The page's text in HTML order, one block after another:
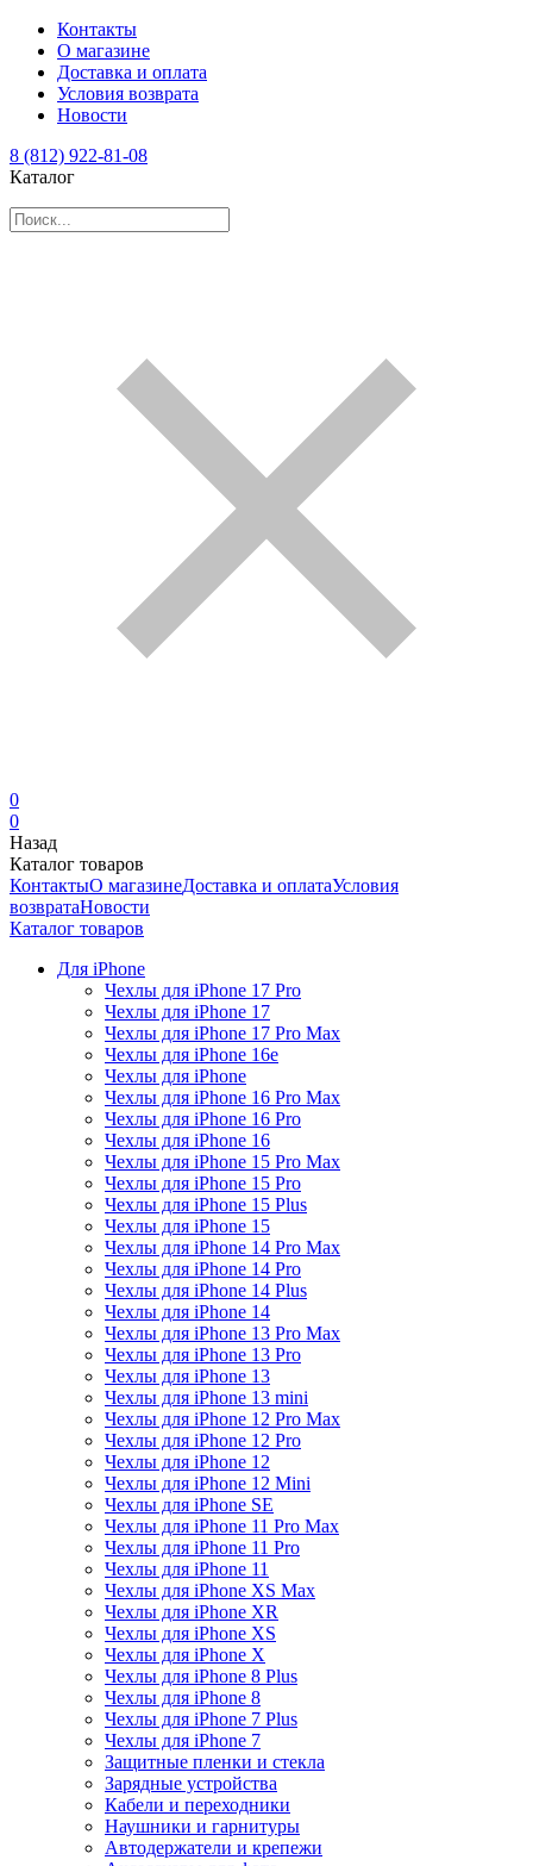
Контакты
О магазине
Доставка и оплата
Условия возврата
Новости
8 (812) 922-81-08
Каталог
0
0
Назад
Каталог товаров
КонтактыО магазинеДоставка и оплатаУсловия
возвратаНовости
Каталог товаров
Для iPhone
Чехлы для iPhone 17 Pro
Чехлы для iPhone 17
Чехлы для iPhone 17 Pro Max
Чехлы для iPhone 16e
Чехлы для iPhone
Чехлы для iPhone 16 Pro Max
Чехлы для iPhone 16 Pro
Чехлы для iPhone 16
Чехлы для iPhone 15 Pro Max
Чехлы для iPhone 15 Pro
Чехлы для iPhone 15 Plus
Чехлы для iPhone 15
Чехлы для iPhone 14 Pro Max
Чехлы для iPhone 14 Pro
Чехлы для iPhone 14 Plus
Чехлы для iPhone 14
Чехлы для iPhone 13 Pro Max
Чехлы для iPhone 13 Pro
Чехлы для iPhone 13
Чехлы для iPhone 13 mini
Чехлы для iPhone 12 Pro Max
Чехлы для iPhone 12 Pro
Чехлы для iPhone 12
Чехлы для iPhone 12 Mini
Чехлы для iPhone SE
Чехлы для iPhone 11 Pro Max
Чехлы для iPhone 11 Pro
Чехлы для iPhone 11
Чехлы для iPhone XS Max
Чехлы для iPhone XR
Чехлы для iPhone XS
Чехлы для iPhone X
Чехлы для iPhone 8 Plus
Чехлы для iPhone 8
Чехлы для iPhone 7 Plus
Чехлы для iPhone 7
Защитные пленки и стекла
Зарядные устройства
Кабели и переходники
Наушники и гарнитуры
Автодержатели и крепежи